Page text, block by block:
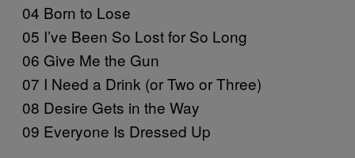
04 Born to Lose
05 I’ve Been So Lost for So Long
06 Give Me the Gun
07 I Need a Drink (or Two or Three)
08 Desire Gets in the Way
09 Everyone Is Dressed Up